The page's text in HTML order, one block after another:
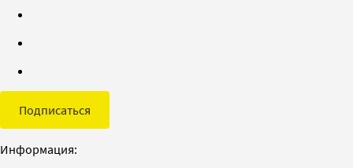
Подписаться
Информация: